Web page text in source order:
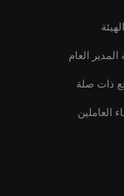
المدير العام
ذات صلة
العاملين